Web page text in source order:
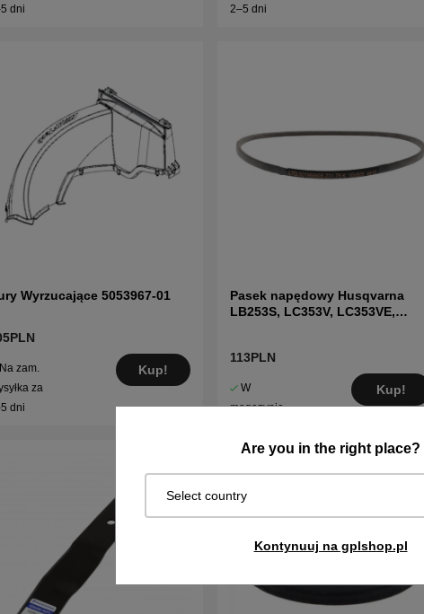
Are you in the right place?
Select country
Kontynuuj na gplshop.pl
dni
2–5 dni
Wyrzucające 5053967-01
Na zam.
za
dni
Kup!
Pasek napędowy Husqvarna
LB253S, LC353V, LC353VE,
113PLN
W
magazynie
Kup!